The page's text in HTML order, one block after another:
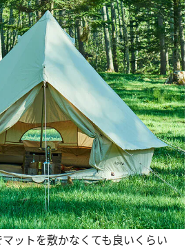
ットを敷かなくても良いくらい